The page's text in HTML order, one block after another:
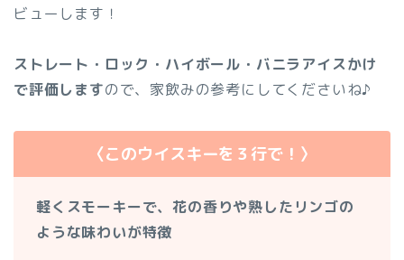
ビューします！
ストレート・ロック・ハイボール・バニラアイスかけ
で評価しますので、家飲みの参考にしてくださいね♪
〈このウイスキーを３行で！〉
軽くスモーキーで、花の香りや熟したリンゴの
ような味わいが特徴